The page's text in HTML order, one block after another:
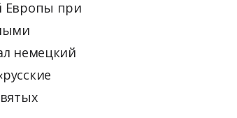
Европы при
немецкий